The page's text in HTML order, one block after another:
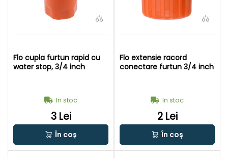
Flo cupla furtun rapid cu
water stop, 3/4 inch
In stoc
3 Lei
În coș
Flo extensie racord
conectare furtun 3/4 inch
In stoc
2 Lei
În coș